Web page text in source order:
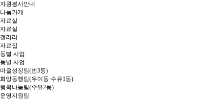
자원봉사안내
나눔가게
자료실
자료실
갤러리
자료집
동별 사업
동별 사업
마을성장팀(번3동)
희망동행팀(우이동·수유1동)
행복나눔팀(수유2동)
운영지원팀